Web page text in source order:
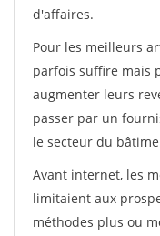
d'affaires.
Pour les meilleurs
parfois suffire mais
augmenter leurs
passer par un
le secteur du
Avant internet, les
limitaient aux
méthodes plus ou